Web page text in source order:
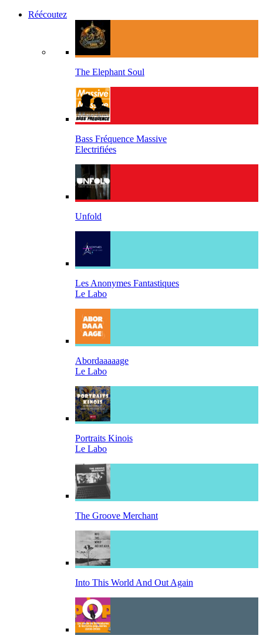
Réécoutez
The Elephant Soul
Bass Fréquence Massive
Electrifiées
Unfold
Les Anonymes Fantastiques
Le Labo
Abordaaaaage
Le Labo
Portraits Kinois
Le Labo
The Groove Merchant
Into This World And Out Again